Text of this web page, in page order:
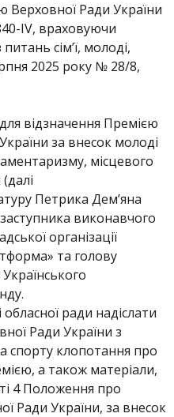
Ради України
ІV, враховуючи
сім’ї, молоді,
2025 року № 28/8,
відзначення Премією
за внесок молоді
місцевого
Петрика Дем’яна
виконавчого
організації
та голову
ради надіслати
Ради України з
спорту клопотання про
а також матеріали,
4 Положення про
Ради України, за внесок